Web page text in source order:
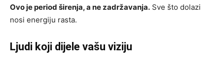
Ovo je period širenja, a ne zadržavanja. Sve što dolazi
nosi energiju rasta.
Ljudi koji dijele vašu viziju